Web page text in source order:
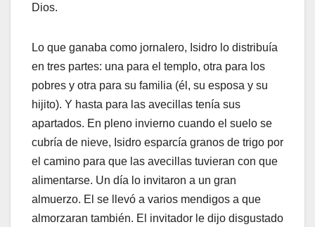
Dios.
Lo que ganaba como jornalero, Isidro lo distribuía
en tres partes: una para el templo, otra para los
pobres y otra para su familia (él, su esposa y su
hijito). Y hasta para las avecillas tenía sus
apartados. En pleno invierno cuando el suelo se
cubría de nieve, Isidro esparcía granos de trigo por
el camino para que las avecillas tuvieran con que
alimentarse. Un día lo invitaron a un gran
almuerzo. El se llevó a varios mendigos a que
almorzaran también. El invitador le dijo disgustado